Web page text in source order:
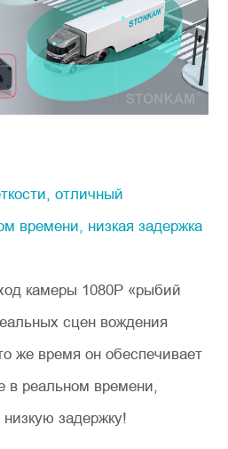
отличный
времени, низкая задержка
камеры 1080P «рыбий
сцен вождения
же время он обеспечивает
в реальном времени,
задержку!